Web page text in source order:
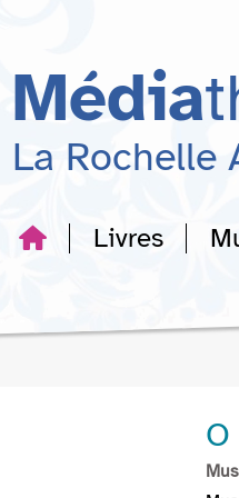
recherche
Média
La Rochelle
Livres